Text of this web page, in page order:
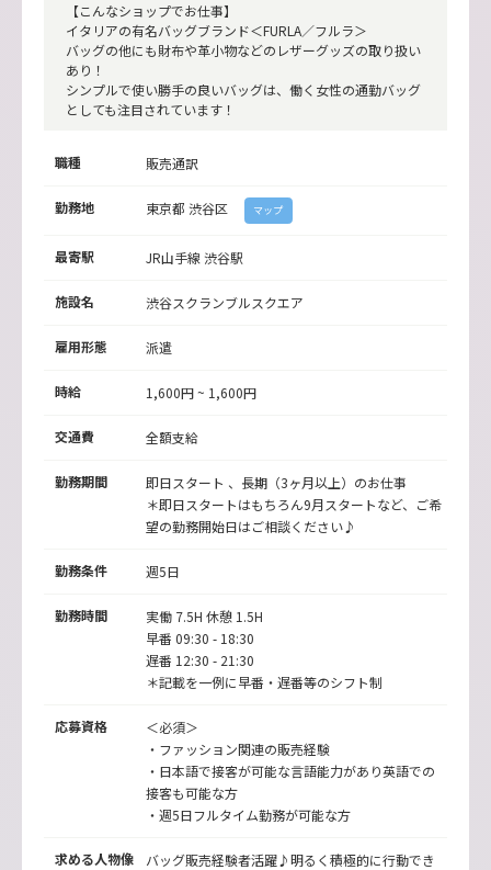
【こんなショップでお仕事】
イタリアの有名バッグブランド＜FURLA／フルラ＞
バッグの他にも財布や革小物などのレザーグッズの取り扱い
あり！
シンプルで使い勝手の良いバッグは、働く女性の通勤バッグ
としても注目されています！
職種 販売通訳
勤務地 東京都 渋谷区 マップ
最寄駅 JR山手線 渋谷駅
施設名 渋谷スクランブルスクエア
雇用形態 派遣
時給 1,600円 ~ 1,600円
交通費 全額支給
勤務期間
即日スタート 、長期（3ヶ月以上）のお仕事
＊即日スタートはもちろん9月スタートなど、ご希
望の勤務開始日はご相談ください♪
勤務条件 週5日
勤務時間
実働 7.5H 休憩 1.5H
早番 09:30 - 18:30
遅番 12:30 - 21:30
＊記載を一例に早番・遅番等のシフト制
応募資格
＜必須＞
・ファッション関連の販売経験
・日本語で接客が可能な言語能力があり英語での
接客も可能な方
・週5日フルタイム勤務が可能な方
求める人物像
バッグ販売経験者活躍♪明るく積極的に行動でき